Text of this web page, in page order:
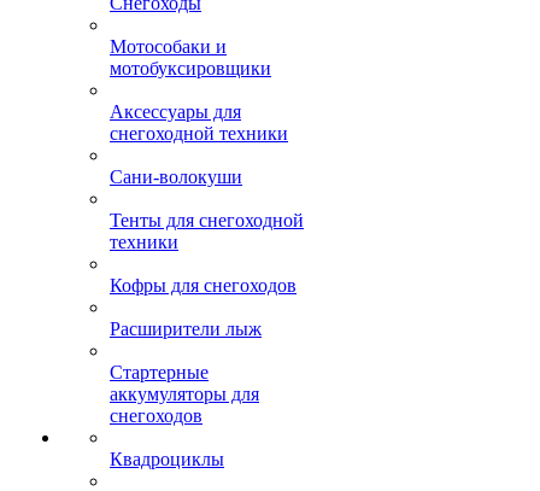
Мотособаки и
мотобуксировщики
Аксессуары для
снегоходной техники
Сани-волокуши
Тенты для снегоходной
техники
Кофры для снегоходов
Расширители лыж
Стартерные
аккумуляторы для
снегоходов
Квадроциклы